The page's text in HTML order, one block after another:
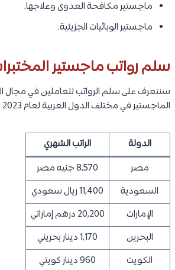
ماجستير مكافحة العدوى وعلاجها.
ماجستير الوبائيات الجزيئية.
سلم رواتب ماجستير
سنتعرف على سلم الرواتب للعاملين في مجال
الماجستير في مختلف الدول العربية لعام 2023 :
الدولة
الراتب الشهري
مصر
8,570 جنيه مصر
السعودية
11,400 ريال سعودي
الإمارات
20,200 درهم إماراتي
البحرين
1,170 دينار بحريني
الكويت
960 دينار كويتي